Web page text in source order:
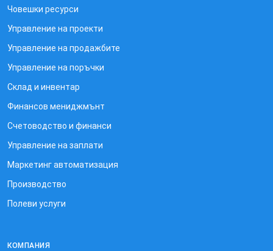
Човешки ресурси
Управление на проекти
Управление на продажбите
Управление на поръчки
Склад и инвентар
Финансов мениджмънт
Счетоводство и финанси
Управление на заплати
Маркетинг автоматизация
Производство
Полеви услуги
КОМПАНИЯ